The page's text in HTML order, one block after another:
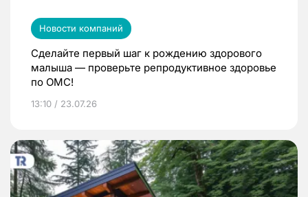
Новости компаний
Сделайте первый шаг к рождению здорового
малыша — проверьте репродуктивное здоровье
по ОМС!
13:10 / 23.07.26